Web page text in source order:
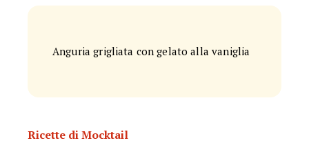
Anguria grigliata con gelato alla vaniglia
Ricette di Mocktail